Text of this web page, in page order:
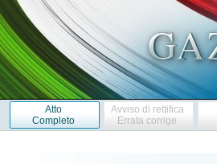
Atto
Completo
Avviso di rettifica
Errata corrige